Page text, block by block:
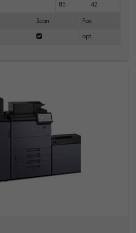
85 42
Scan Fax
opt.